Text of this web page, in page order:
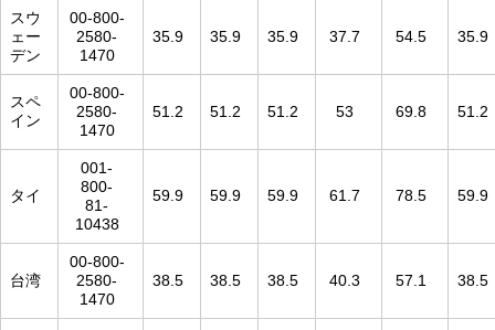
スウ
ェー
デン
00-800-
2580-
1470
35.9 35.9 35.9 37.7 54.5 35.9
スペ
イン
00-800-
2580-
1470
51.2 51.2 51.2 53 69.8 51.2
タイ
001-
800-
81-
10438
59.9 59.9 59.9 61.7 78.5 59.9
台湾
00-800-
2580-
1470
38.5 38.5 38.5 40.3 57.1 38.5